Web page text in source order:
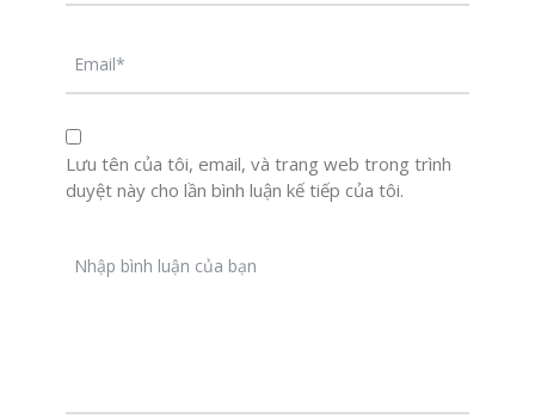
Lưu tên của tôi, email, và trang web trong trình
duyệt này cho lần bình luận kế tiếp của tôi.